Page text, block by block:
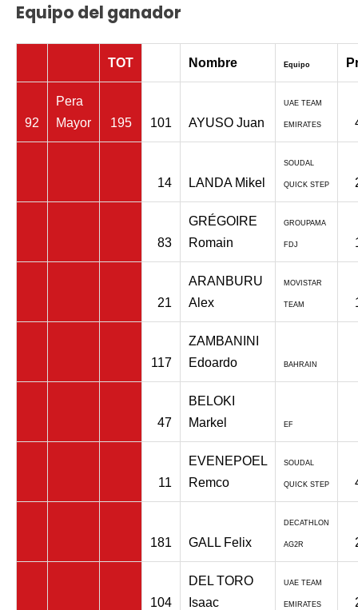
Equipo del ganador
TOT Nombre Equipo
92
Pera
Mayor
195 101 AYUSO Juan
UAE TEAM
EMIRATES
14 LANDA Mikel
SOUDAL
QUICK STEP
83
GRÉGOIRE
Romain
GROUPAMA
FDJ
21
ARANBURU
Alex
MOVISTAR
TEAM
117
ZAMBANINI
Edoardo
BAHRAIN
47
BELOKI
Markel
EF
11
EVENEPOEL
Remco
SOUDAL
QUICK STEP
181 GALL Felix
DECATHLON
AG2R
104
DEL TORO
Isaac
UAE TEAM
EMIRATES